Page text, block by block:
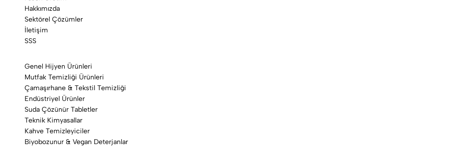
Hakkımızda
Sektörel Çözümler
İletişim
SSS
Genel Hijyen Ürünleri
Mutfak Temizliği Ürünleri
Çamaşırhane & Tekstil Temizliği
Endüstriyel Ürünler
Suda Çözünür Tabletler
Teknik Kimyasallar
Kahve Temizleyiciler
Biyobozunur & Vegan Deterjanlar